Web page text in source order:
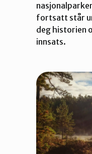
fortsatt står
deg historien
innsats.